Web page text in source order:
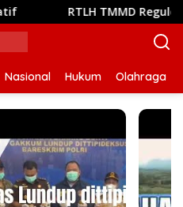
TMMD Reguler ke-129
Nasional Hukum Olahraga